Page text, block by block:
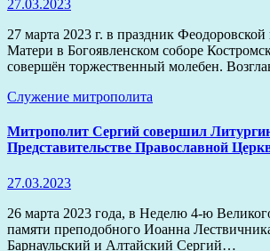
27.03.2023
27 марта 2023 г. в праздник
Матери в Богоявленском соборе
совершён торжественный молебен.
Служение митрополита
Митрополит Сергий совершил
Представительстве Православной
27.03.2023
26 марта 2023 года, в Неделю 4-ю
памяти преподобного Иоанна
Барнаульский и Алтайский Сергий…